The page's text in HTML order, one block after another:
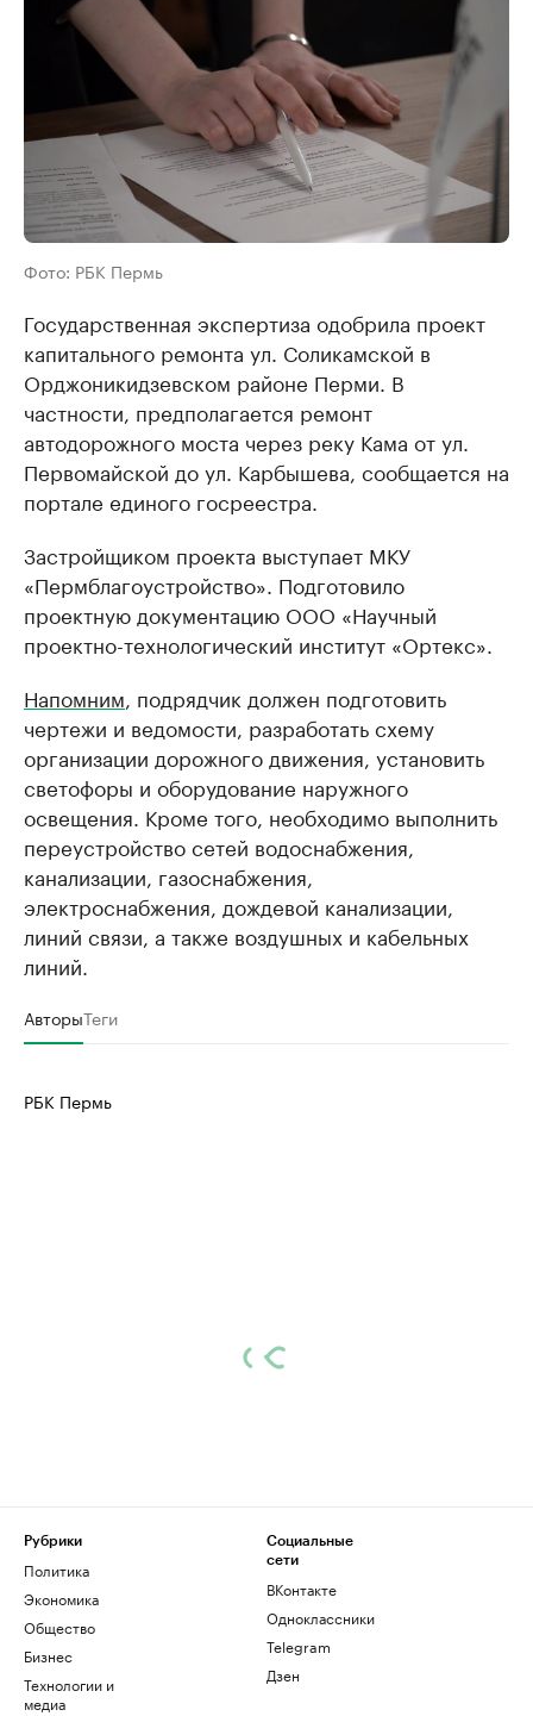
Фото: РБК Пермь
Государственная экспертиза одобрила проект
капитального ремонта ул. Соликамской в
Орджоникидзевском районе Перми. В
частности, предполагается ремонт
автодорожного моста через реку Кама от ул.
Первомайской до ул. Карбышева, сообщается на
портале единого госреестра.
Застройщиком проекта выступает МКУ
«Пермблагоустройство». Подготовило
проектную документацию ООО «Научный
проектно-технологический институт «Ортекс».
Напомним , подрядчик должен подготовить
чертежи и ведомости, разработать схему
организации дорожного движения, установить
светофоры и оборудование наружного
освещения. Кроме того, необходимо выполнить
переустройство сетей водоснабжения,
канализации, газоснабжения,
электроснабжения, дождевой канализации,
линий связи, а также воздушных и кабельных
линий.
АвторыТеги
РБК Пермь
Рубрики
Политика
Экономика
Общество
Бизнес
Технологии и
медиа
Социальные
сети
ВКонтакте
Одноклассники
Telegram
Дзен